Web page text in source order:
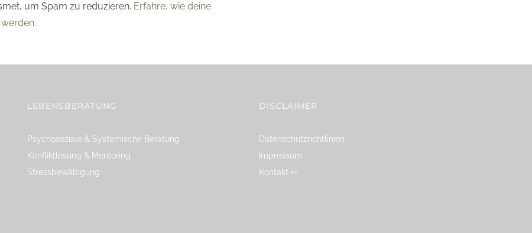
um Spam zu reduzieren. Erfahre, wie deine
LEBENSBERATUNG
Psychosoziale & Systemische Beratung
Konfliktlösung & Mentoring
Stressbewältigung
DISCLAIMER
Datenschutzrichtlinien
Impressum
Kontakt ⇐